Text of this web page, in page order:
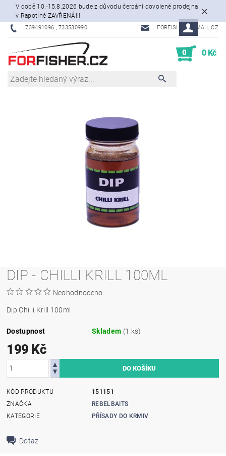
V době 10.-15.8.2026 bude z důvodu čerpání dovolené prodejna
v Rapotíně ZAVŘENÁ!!!
739491096 , 733530990 FORFISHER@EMAIL.CZ
0 0 Kč
DIP - CHILLI KRILL 100ML
Neohodnoceno
Dip Chilli Krill 100ml
Dostupnost Skladem (1 ks)
199 Kč
KÓD PRODUKTU
151151
ZNAČKA
REBELBAITS
KATEGORIE
PŘÍSADY DO KRMIV
Dotaz